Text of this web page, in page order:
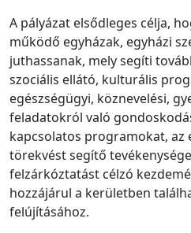
A pályázat elsődleges célja,
működő egyházak, egyházi
juthassanak, mely segíti
szociális ellátó, kulturális
egészségügyi, köznevelési,
feladatokról való
kapcsolatos programokat, az
törekvést segítő
felzárkóztatást célzó
hozzájárul a kerületben
felújításához.